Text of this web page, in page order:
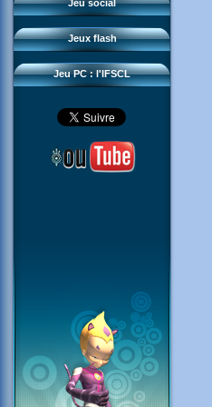
Jeu social
Jeux flash
Sector 2 Escape
Jeu PC : l'IFSCL
Téléchargements
Réseau IFSCL